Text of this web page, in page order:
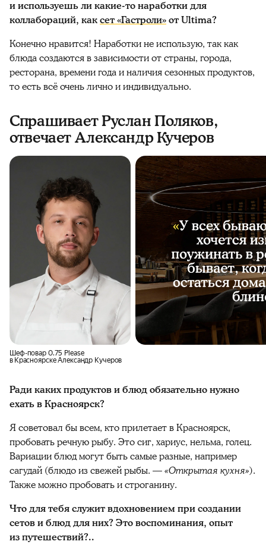
и используешь ли какие-то наработки для
коллабораций, каксет «Гастроли»от Ultima?
Конечно нравится! Наработки не использую, так как
блюда создаются в зависимости от страны, города,
ресторана, времени года и наличия сезонных продуктов,
то есть всё очень лично и индивидуально.
Спрашивает Руслан Поляков,
отвечает Александр Кучеров
Шеф-повар 0.75 Please
в Красноярске Александр Кучеров
Ради каких продуктов и блюд обязательно нужно
ехать в Красноярск?
Я советовал бы всем, кто прилетает в Красноярск,
пробовать речную рыбу. Это сиг, хариус, нельма, голец.
Вариации блюд могут быть самые разные, например
сагудай (блюдо из свежей рыбы. —«Открытая кухня»).
Также можно пробовать и строганину.
Что для тебя служит вдохновением при создании
сетов и блюд для них? Это воспоминания, опыт
из путешествий?..